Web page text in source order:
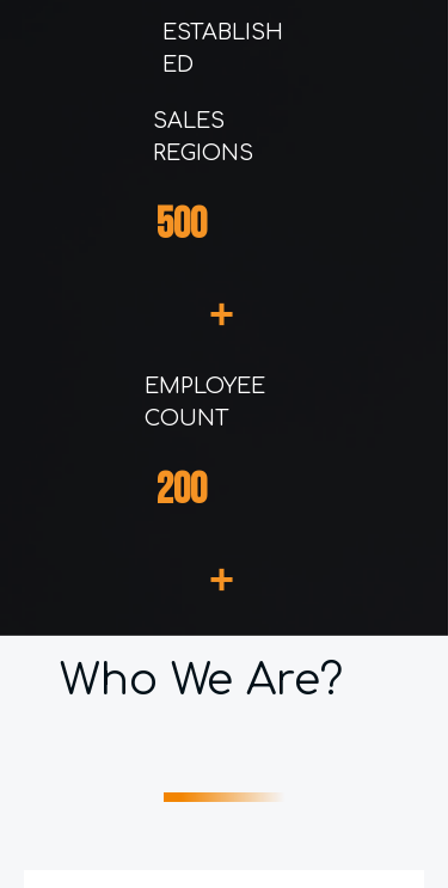
200
500
+
ESTABLISH
ED
SALES
REGIONS
EMPLOYEE
COUNT
+
Who We Are?